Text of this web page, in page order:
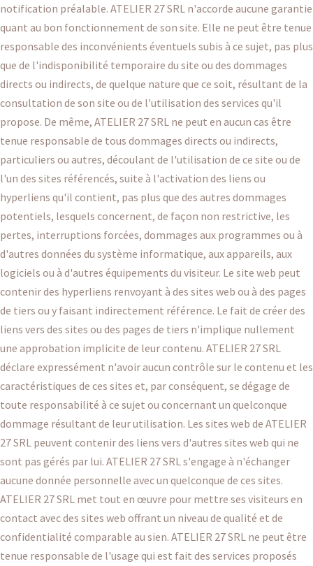
notification préalable. ATELIER 27 SRL n'accorde aucune garantie
quant au bon fonctionnement de son site. Elle ne peut être tenue
responsable des inconvénients éventuels subis à ce sujet, pas plus
que de l'indisponibilité temporaire du site ou des dommages
directs ou indirects, de quelque nature que ce soit, résultant de la
consultation de son site ou de l'utilisation des services qu'il
propose. De même, ATELIER 27 SRL ne peut en aucun cas être
tenue responsable de tous dommages directs ou indirects,
particuliers ou autres, découlant de l'utilisation de ce site ou de
l'un des sites référencés, suite à l'activation des liens ou
hyperliens qu'il contient, pas plus que des autres dommages
potentiels, lesquels concernent, de façon non restrictive, les
pertes, interruptions forcées, dommages aux programmes ou à
d'autres données du système informatique, aux appareils, aux
logiciels ou à d'autres équipements du visiteur. Le site web peut
contenir des hyperliens renvoyant à des sites web ou à des pages
de tiers ou y faisant indirectement référence. Le fait de créer des
liens vers des sites ou des pages de tiers n'implique nullement
une approbation implicite de leur contenu. ATELIER 27 SRL
déclare expressément n'avoir aucun contrôle sur le contenu et les
caractéristiques de ces sites et, par conséquent, se dégage de
toute responsabilité à ce sujet ou concernant un quelconque
dommage résultant de leur utilisation. Les sites web de ATELIER
27 SRL peuvent contenir des liens vers d'autres sites web qui ne
sont pas gérés par lui. ATELIER 27 SRL s'engage à n'échanger
aucune donnée personnelle avec un quelconque de ces sites.
ATELIER 27 SRL met tout en œuvre pour mettre ses visiteurs en
contact avec des sites web offrant un niveau de qualité et de
confidentialité comparable au sien. ATELIER 27 SRL ne peut être
tenue responsable de l'usage qui est fait des services proposés